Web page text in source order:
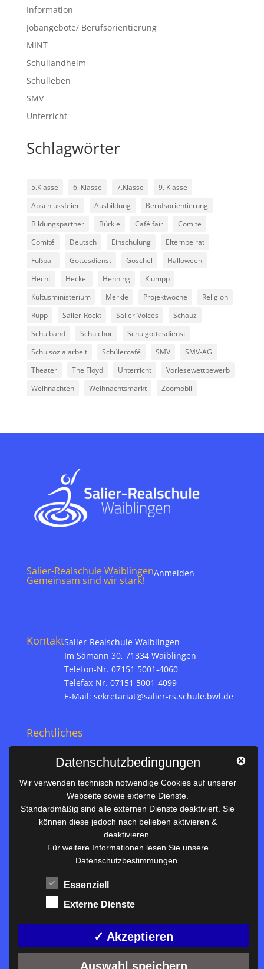
Information
Jobangebote/ Berufsorientierung
MINT
Schullandheim
Schulleben
SMV
Unterricht
Schlagwörter
5.Klasse 6. Klasse 7.Klasse
9. Klasse
Abschlussfeier
Ausbildung
Berufsorientierung
Bildungspartner
Bürkle Café fair
Comite
Comité
Deutsch Einschulung
Elternbeirat
Fußball
Gottesdienst Göschel
Halloween
Hecht
Heckel Henning
Klumpp
Kultusministerium
Merkle Projektwoche
Religion
Rupp
Salier-Rockt Salier-Voices
Schauz
Schulband
Schulchor
Schulgottesdienst
Schulsozialarbeit
Schülercafé SMV
SMV-AG
Theater
The Floyd Unterricht
Vorlesewettbewerb
Weihnachten
Weihnachtsmarkt Zoomobil
Salier-Realschule Waiblingen
Gemeinsam sind wir stark!
Anmelden
KontaktSalier-Realschule Waiblingen
Im Sämann 30, 71334 Waiblingen
Telefon-Nr. 07151 5001-4060
Telefax-Nr. 07151 5001-4099
E-Mail: sekretariat@salier-rs.schule.bwl.de
Rechtliches
Datenschutz
Nützliches
Vertretungsplan
Unterrichtszeiten
Downloadbereich
Terminkalender
Termine AKTUELL
Datenschutzbedingungen
Wir verwenden technisch notwendige Cookies auf unserer
Webseite sowie externe Dienste.
Standardmäßig sind alle externen Dienste deaktiviert. Sie
können diese jedoch nach belieben aktivieren &
deaktivieren.
Für weitere Informationen lesen Sie unsere
Datenschutzbestimmungen.
Essenziell
Externe Dienste
✓ Akzeptieren
Auswahl speichern